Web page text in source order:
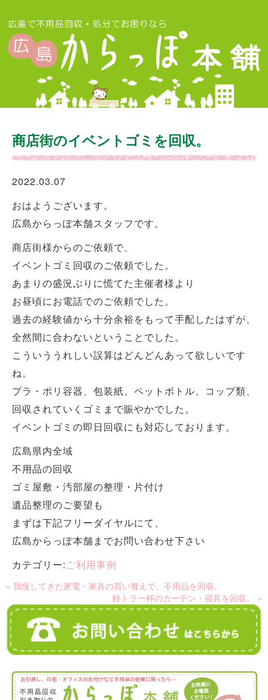
商店街のイベントゴミを回収。
2022.03.07
おはようございます。
広島からっぽ本舗スタッフです。
商店街様からのご依頼で、
イベントゴミ回収のご依頼でした。
あまりの盛況ぶりに慌てた主催者様より
お昼頃にお電話でのご依頼でした。
過去の経験値から十分余裕をもって手配したはずが、
全然間に合わないということでした。
こういううれしい誤算はどんどんあって欲しいです
ね。
プラ・ポリ容器、包装紙、ペットボトル、コップ類、
回収されていくゴミまで賑やかでした。
イベントゴミの即日回収にも対応しております。
広島県内全域
不用品の回収
ゴミ屋敷・汚部屋の整理・片付け
遺品整理のご要望も
まずは下記フリーダイヤルにて、
広島からっぽ本舗までお問い合わせ下さい
カテゴリー:ご利用事例
« 我慢してきた家電・家具の買い替えで、不用品を回収。
軽トラ一杯のカーテン・寝具を回収。 »